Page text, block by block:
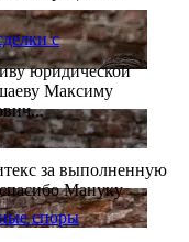
с
споры
юридической
Максиму
за выполненную
спасибо Мануку